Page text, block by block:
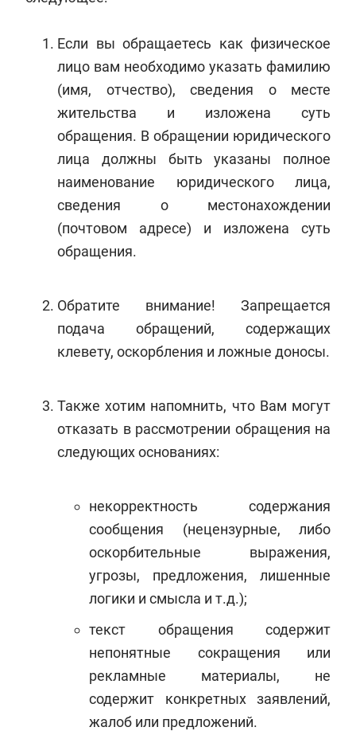
Если вы обращаетесь как физическое
лицо вам необходимо указать фамилию
(имя, отчество), сведения о месте
жительства и изложена суть
обращения. В обращении юридического
лица должны быть указаны полное
наименование юридического лица,
сведения о местонахождении
(почтовом адресе) и изложена суть
обращения.
Обратите внимание! Запрещается
подача обращений, содержащих
клевету, оскорбления и ложные доносы.
Также хотим напомнить, что Вам могут
отказать в рассмотрении обращения на
следующих основаниях:
некорректность содержания
сообщения (нецензурные, либо
оскорбительные выражения,
угрозы, предложения, лишенные
логики и смысла и т.д.);
текст обращения содержит
непонятные сокращения или
рекламные материалы, не
содержит конкретных заявлений,
жалоб или предложений.